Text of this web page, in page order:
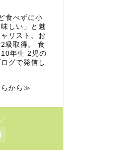
食べずに小
しい」と魅
リスト。お
級取得。 食
年生 2児の
グで発信し
らから≫